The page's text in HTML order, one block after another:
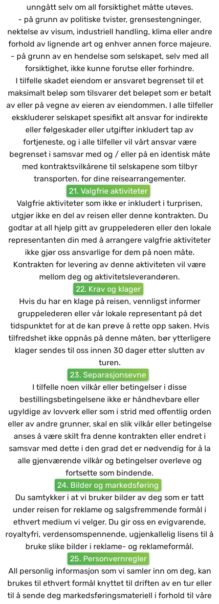
unngått selv om all forsiktighet måtte utøves.
- på grunn av politiske tvister, grensestengninger,
nektelse av visum, industriell handling, klima eller andre
forhold av lignende art og enhver annen force majeure.
- på grunn av en hendelse som selskapet, selv med all
forsiktighet, ikke kunne forutse eller forhindre.
I tilfelle skadet eiendom er ansvaret begrenset til et
maksimalt beløp som tilsvarer det beløpet som er betalt
av eller på vegne av eieren av eiendommen. I alle tilfeller
ekskluderer selskapet spesifikt alt ansvar for indirekte
eller følgeskader eller utgifter inkludert tap av
fortjeneste, og i alle tilfeller vil vårt ansvar være
begrenset i samsvar med og / eller på en identisk måte
med kontraktsvilkårene til selskapene som tilbyr
transporten. for dine reisearrangementer.
21. Valgfrie aktiviteter
Valgfrie aktiviteter som ikke er inkludert i turprisen,
utgjør ikke en del av reisen eller denne kontrakten. Du
godtar at all hjelp gitt av gruppelederen eller den lokale
representanten din med å arrangere valgfrie aktiviteter
ikke gjør oss ansvarlige for dem på noen måte.
Kontrakten for levering av denne aktiviteten vil være
mellom deg og aktivitetsleverandøren.
22. Krav og klager
Hvis du har en klage på reisen, vennligst informer
gruppelederen eller vår lokale representant på det
tidspunktet for at de kan prøve å rette opp saken. Hvis
tilfredshet ikke oppnås på denne måten, bør ytterligere
klager sendes til oss innen 30 dager etter slutten av
turen.
23. Separasjonsevne
I tilfelle noen vilkår eller betingelser i disse
bestillingsbetingelsene ikke er håndhevbare eller
ugyldige av lovverk eller som i strid med offentlig orden
eller av andre grunner, skal en slik vilkår eller betingelse
anses å være skilt fra denne kontrakten eller endret i
samsvar med dette i den grad det er nødvendig for å la
alle gjenværende vilkår og betingelser overleve og
fortsette som bindende.
24. Bilder og markedsføring
Du samtykker i at vi bruker bilder av deg som er tatt
under reisen for reklame og salgsfremmende formål i
ethvert medium vi velger. Du gir oss en evigvarende,
royaltyfri, verdensomspennende, ugjenkallelig lisens til å
bruke slike bilder i reklame- og reklameformål.
25. Personvernregler
All personlig informasjon som vi samler inn om deg, kan
brukes til ethvert formål knyttet til driften av en tur eller
til å sende deg markedsføringsmateriell i forhold til våre